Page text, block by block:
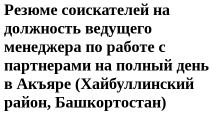
Резюме соискателей на
должность ведущего
менеджера по работе с
партнерами на полный день
в Акъяре (Хайбуллинский
район, Башкортостан)